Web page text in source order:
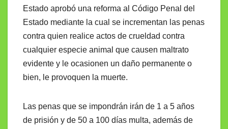
Estado aprobó una reforma al Código Penal del
Estado mediante la cual se incrementan las penas
contra quien realice actos de crueldad contra
cualquier especie animal que causen maltrato
evidente y le ocasionen un daño permanente o
bien, le provoquen la muerte.
Las penas que se impondrán irán de 1 a 5 años
de prisión y de 50 a 100 días multa, además de